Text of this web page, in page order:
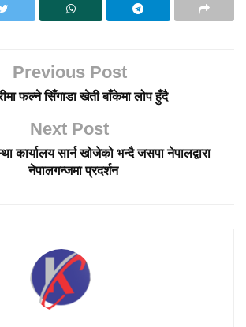
Previous Post
फल्ने सिँगाडा खेती बाँकेमा लोप हुँदै
Next Post
कार्यालय सार्न खोजेको भन्दै जसपा नेपालद्वारा
नेपालगन्जमा प्रदर्शन